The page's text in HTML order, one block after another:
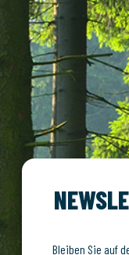
Bleiben Sie auf